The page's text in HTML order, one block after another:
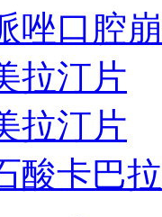
唑口腔
拉汀片
拉汀片
酸卡巴